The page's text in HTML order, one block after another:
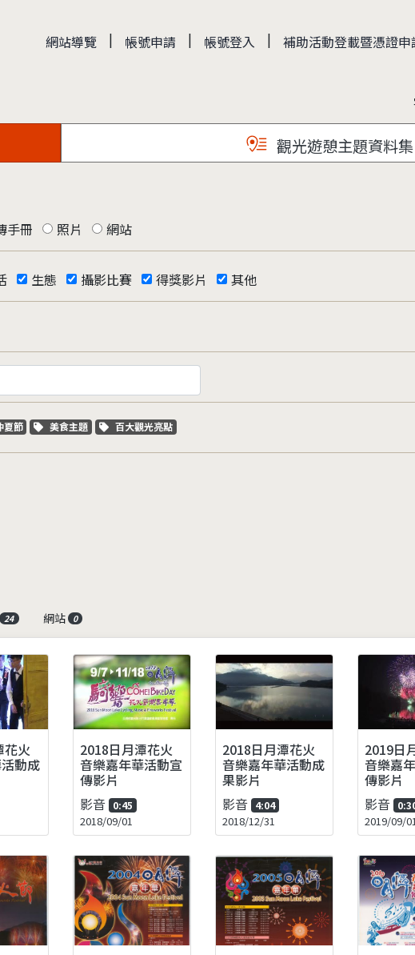
網站導覽 | 帳號申請 | 帳號登入 | 補助活動登載暨憑證申
觀光遊憩主題資料集
手冊 照片 網站
生態 攝影比賽 得獎影片 其他
鍵字標籤
夏節 關鍵字標籤
美食主題 關鍵字標籤
百大觀光亮點
24 網站 0
花火
動成
2018日月潭花火
音樂嘉年華活動宣
傳影片
影音 0:45
2018/09/01
2018日月潭花火
音樂嘉年華活動成
果影片
影音 4:04
2018/12/31
2019日
音樂嘉
傳影片
影音
2019/09/